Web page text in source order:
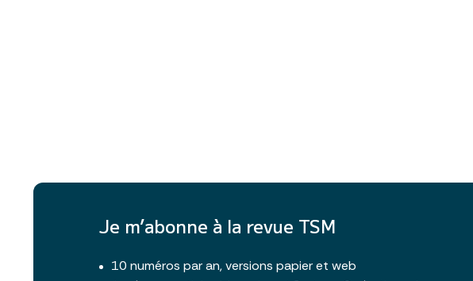
Je m’abonne à la revue TSM
10 numéros par an, versions papier et web